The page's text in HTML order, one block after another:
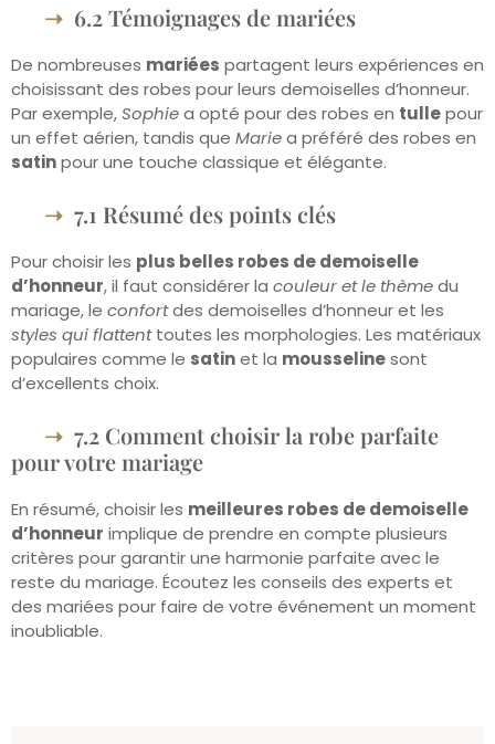
6.2 Témoignages de mariées
De nombreuses mariées partagent leurs expériences en
choisissant des robes pour leurs demoiselles d’honneur.
Par exemple,Sophiea opté pour des robes en tullepour
un effet aérien, tandis que Mariea préféré des robes en
satinpour une touche classique et élégante.
7.1 Résumé des points clés
Pour choisir les plus belles robes de demoiselle
d’honneur, il faut considérer la couleur et le thèmedu
mariage, le confortdes demoiselles d’honneur et les
styles qui flattenttoutes les morphologies. Les matériaux
populaires comme le satinet la mousselinesont
d’excellents choix.
7.2 Comment choisir la robe parfaite
pour votre mariage
En résumé, choisir les meilleures robes de demoiselle
d’honneur implique de prendre en compte plusieurs
critères pour garantir une harmonie parfaite avec le
reste du mariage. Écoutez les conseils des experts et
des mariées pour faire de votre événement un moment
inoubliable.